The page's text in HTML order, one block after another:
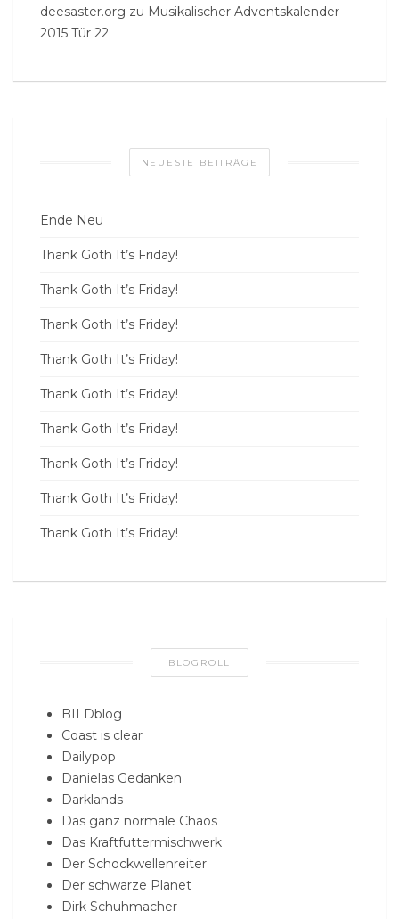
deesaster.org zu Musikalischer Adventskalender
2015 Tür 22
NEUESTE BEITRÄGE
Ende Neu
Thank Goth It’s Friday!
Thank Goth It’s Friday!
Thank Goth It’s Friday!
Thank Goth It’s Friday!
Thank Goth It’s Friday!
Thank Goth It’s Friday!
Thank Goth It’s Friday!
Thank Goth It’s Friday!
Thank Goth It’s Friday!
BLOGROLL
BILDblog
Coast is clear
Dailypop
Danielas Gedanken
Darklands
Das ganz normale Chaos
Das Kraftfuttermischwerk
Der Schockwellenreiter
Der schwarze Planet
Dirk Schuhmacher